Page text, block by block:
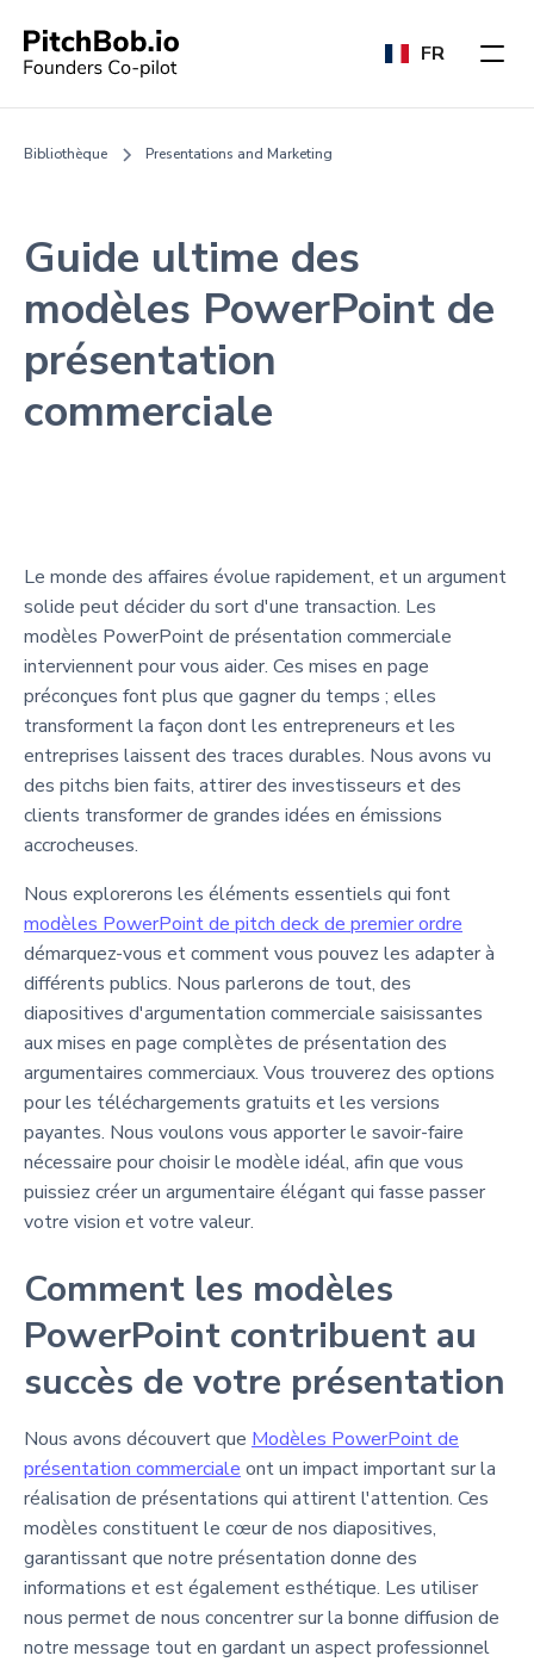
FR
Bibliothèque Presentations and Marketing
Guide ultime des
modèles PowerPoint de
présentation
commerciale
Le monde des affaires évolue rapidement, et un argument
solide peut décider du sort d'une transaction. Les
modèles PowerPoint de présentation commerciale
interviennent pour vous aider. Ces mises en page
préconçues font plus que gagner du temps ; elles
transforment la façon dont les entrepreneurs et les
entreprises laissent des traces durables. Nous avons vu
des pitchs bien faits, attirer des investisseurs et des
clients transformer de grandes idées en émissions
accrocheuses.
Nous explorerons les éléments essentiels qui font
modèles PowerPoint de pitch deck de premier ordre
démarquez-vous et comment vous pouvez les adapter à
différents publics. Nous parlerons de tout, des
diapositives d'argumentation commerciale saisissantes
aux mises en page complètes de présentation des
argumentaires commerciaux. Vous trouverez des options
pour les téléchargements gratuits et les versions
payantes. Nous voulons vous apporter le savoir-faire
nécessaire pour choisir le modèle idéal, afin que vous
puissiez créer un argumentaire élégant qui fasse passer
votre vision et votre valeur.
Comment les modèles
PowerPoint contribuent au
succès de votre présentation
Nous avons découvert que Modèles PowerPoint de
présentation commerciale ont un impact important sur la
réalisation de présentations qui attirent l'attention. Ces
modèles constituent le cœur de nos diapositives,
garantissant que notre présentation donne des
informations et est également esthétique. Les utiliser
nous permet de nous concentrer sur la bonne diffusion de
notre message tout en gardant un aspect professionnel